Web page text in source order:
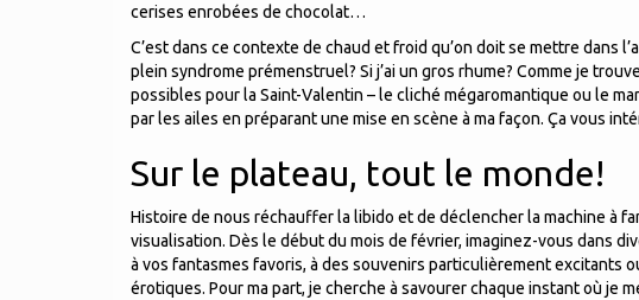
cerises enrobées de chocolat…
C’est dans ce contexte de chaud et froid qu’on doit se mettre dans
plein syndrome prémenstruel? Si j’ai un gros rhume? Comme je
possibles pour la Saint-Valentin – le cliché mégaromantique ou le
par les ailes en préparant une mise en scène à ma façon. Ça vous
Sur le plateau, tout le monde!
Histoire de nous réchauffer la libido et de déclencher la machine à
visualisation. Dès le début du mois de février, imaginez-vous dans
à vos fantasmes favoris, à des souvenirs particulièrement excitants
érotiques. Pour ma part, je cherche à savourer chaque instant où je